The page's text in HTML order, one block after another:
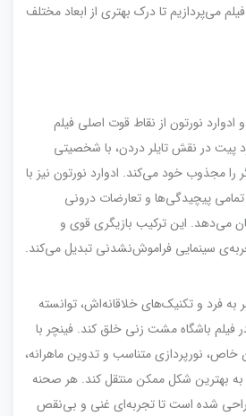
می‌پردازیم تا درک بهتری از ابعاد مختلف
نورتون از نقاط قوت اصلی فیلم
در نقش تایلر دردن، با شخصیتی
را مجذوب خود می‌کند. ادوارد نورتون نیز با
پیچیدگی‌ها و تعارضات درونی
می‌دهد. این ترکیب بازیگری قوی و
سینمایی فراموش‌نشدنی تبدیل می‌کند.
فرد و تکنیک‌های خلاقانه‌اش، توانسته
فیلم باشگاه مشت زنی خلق کند. فینچر با
خاص، نورپردازی متناسب و تدوین ماهرانه،
بهترین شکل ممکن منتقل کند. هر صحنه
شده است تا تجربه‌ای غنی و بی‌نقص